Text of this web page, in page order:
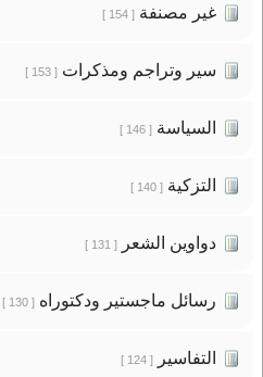
غير مصنفة[ 154 ]
سير وتراجم ومذكرات[ 153 ]
السياسة[ 146 ]
التزكية[ 140 ]
دواوين الشعر[ 131 ]
رسائل ماجستير ودكتوراه[ 130 ]
التفاسير[ 124 ]